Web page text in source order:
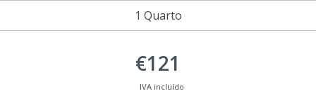
1 Quarto
€121
IVA incluído